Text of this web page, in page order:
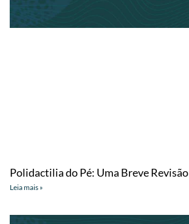
Polidactilia do Pé: Uma Breve Revisão
Leia mais »